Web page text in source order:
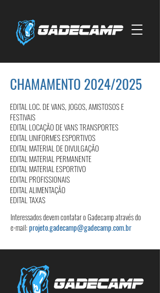
CHAMAMENTO 2024/2025
EDITAL LOC. DE VANS, JOGOS, AMISTOSOS E
FESTIVAIS
EDITAL LOCAÇÃO DE VANS TRANSPORTES
EDITAL UNIFORMES ESPORTIVOS
EDITAL MATERIAL DE DIVULGAÇÃO
EDITAL MATERIAL PERMANENTE
EDITAL MATERIAL ESPORTIVO
EDITAL PROFISSIONAIS
EDITAL ALIMENTAÇÃO
EDITAL TAXAS
Interessados devem contatar o Gadecamp através do
e-mail:projeto.gadecamp@gadecamp.com.br